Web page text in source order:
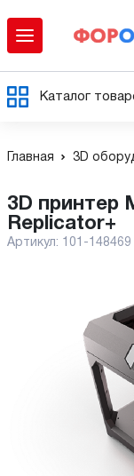
Каталог
Главная 3D
3D принтер MakerBot
Replicator+
Артикул: 101-148469